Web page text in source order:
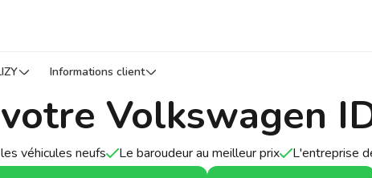
Informations client
Volkswagen
véhicules neufs Le baroudeur au meilleur prix
L'entreprise